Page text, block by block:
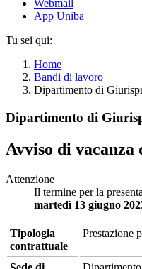
Webmail
App Uniba
Tu sei qui:
Home
Bandi di lavoro
Dipartimento di
Dipartimento di
Avviso di vacanza
Attenzione
Il termine per la
martedì 13 giugno
Tipologia
contrattuale
Prestazione